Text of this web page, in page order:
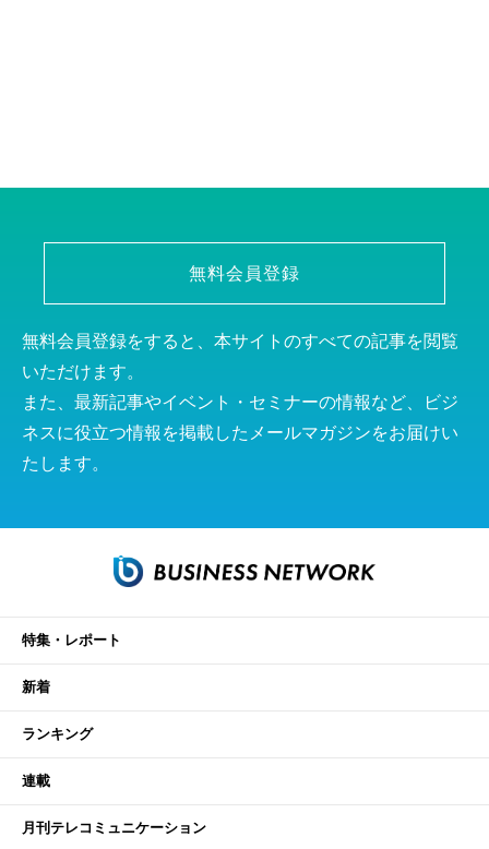
無料会員登録
無料会員登録をすると、本サイトのすべての記事を閲覧
いただけます。
また、最新記事やイベント・セミナーの情報など、ビジ
ネスに役立つ情報を掲載したメールマガジンをお届けい
たします。
特集・レポート
新着
ランキング
連載
月刊テレコミュニケーション